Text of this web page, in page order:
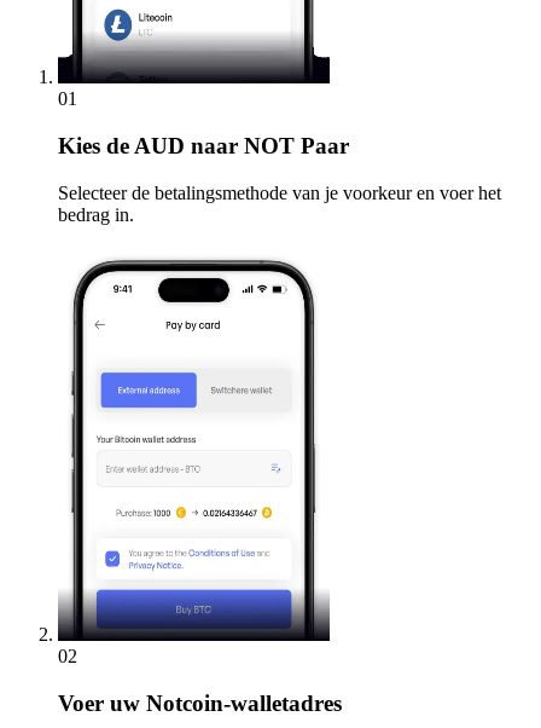
01
Kies de AUD naar NOT Paar
Selecteer de betalingsmethode van je voorkeur en voer het
bedrag in.
02
Voer uw Notcoin-walletadres